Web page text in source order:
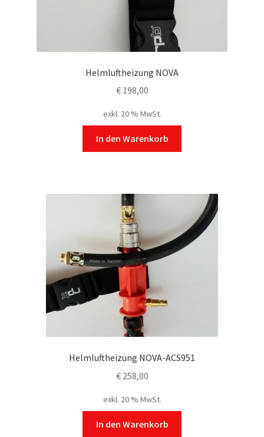
Helmluftheizung NOVA
€198,00
exkl. 20 % MwSt.
In den Warenkorb
Helmluftheizung NOVA-ACS951
€258,00
exkl. 20 % MwSt.
In den Warenkorb